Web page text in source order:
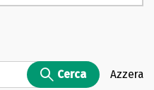
Cerca Azzera